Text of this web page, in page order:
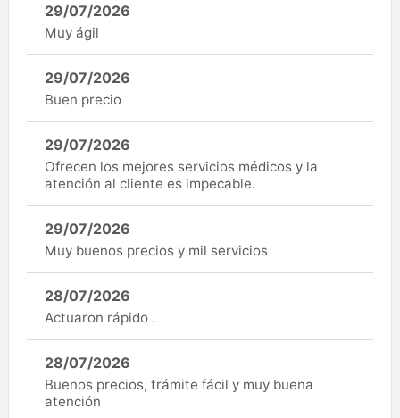
29/07/2026
Muy ágil
29/07/2026
Buen precio
29/07/2026
Ofrecen los mejores servicios médicos y la
atención al cliente es impecable.
29/07/2026
Muy buenos precios y mil servicios
28/07/2026
Actuaron rápido .
28/07/2026
Buenos precios, trámite fácil y muy buena
atención